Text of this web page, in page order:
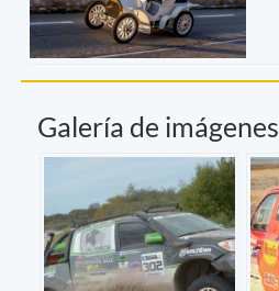
Galería de imágenes